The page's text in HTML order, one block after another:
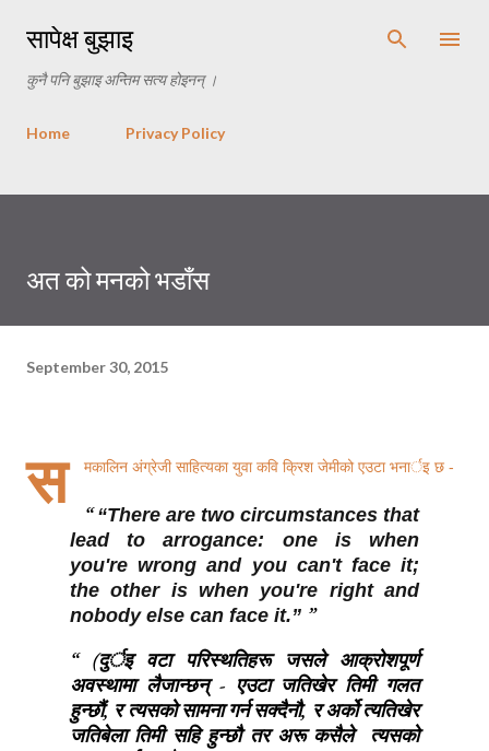
सापेक्ष बुझाइ
कुनै पनि बुझाइ अन्तिम सत्य होइनन् ।
Home Privacy Policy
अत को मनको भडाँस
September 30, 2015
स मकालिन अंग्रेजी साहित्यका युवा कवि क्रिश जेमीको एउटा भनार्इ छ -
“There are two circumstances that
lead to arrogance: one is when
you're wrong and you can't face it;
the other is when you're right and
nobody else can face it.”
(दुर्इ वटा परिस्थतिहरू जसले आक्रोशपूर्ण
अवस्थामा लैजान्छन् - एउटा जतिखेर तिमी गलत
हुन्छौं, र त्यसको सामना गर्न सक्दैनौ, र अर्को त्यतिखेर
जतिबेला तिमी सहि हुन्छौ तर अरू कसैले त्यसको